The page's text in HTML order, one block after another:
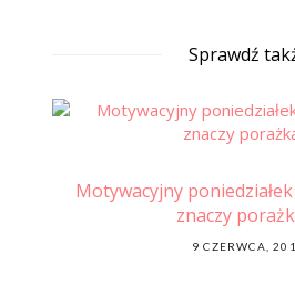
Sprawdź
Motywacyjny
znaczy
POSTED
9 CZERWCA,